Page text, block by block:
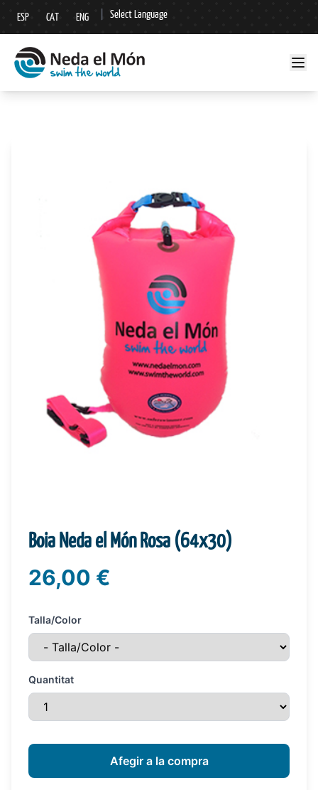
ESP CAT ENG Select Language
▼
Boia Neda el Món Rosa (64x30)
26,00 €
Talla/Color
Quantitat